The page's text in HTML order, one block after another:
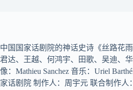
中国国家话剧院的神话史诗《丝路花
君达、王越、何鸿宇、田歌、吴迪、
像：Mathieu Sanchez 音乐：Uriel
家话剧院 制作人：周宇元 联合制作